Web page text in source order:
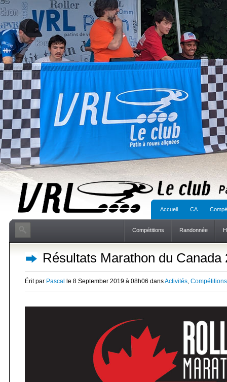
Accueil CA
Compétitions Randonnée
Résultats Marathon du Canada
Érit par Pascal le 8 September 2019 à 08h06 dansActivités, Compétitions